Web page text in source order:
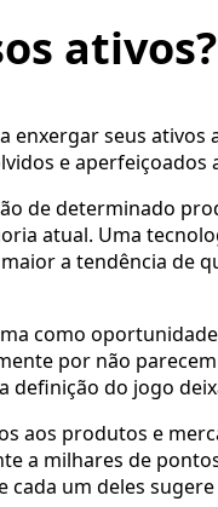
ativos?
seus
e aperfeiçoados
de determinado
atual. Uma
a tendência de
como
por não
definição do jogo
aos produtos e
a milhares de
um deles